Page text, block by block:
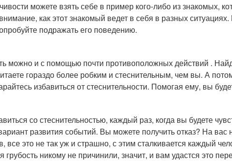
можете взять себе в пример кого-либо из знакомых,
как этот знакомый ведет в себя в разных
подражать его поведению.
можно и с помощью почти противоположных действий .
гораздо более робким и стеснительным, чем вы. А
избавиться от стеснительности. Помогая ему, вы
со стеснительностью, каждый раз, когда вы будете
развития событий. Вы можете получить отказ? На
все это не так уж и страшно, с этим сталкивается каждый
грубость никому не причинили, значит, и вам удастся это